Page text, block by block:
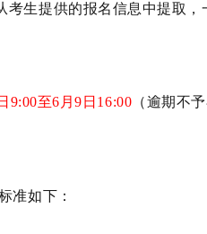
生提供的报名信息中提取，
9:00至6月9日16:00 （逾期不
准如下：